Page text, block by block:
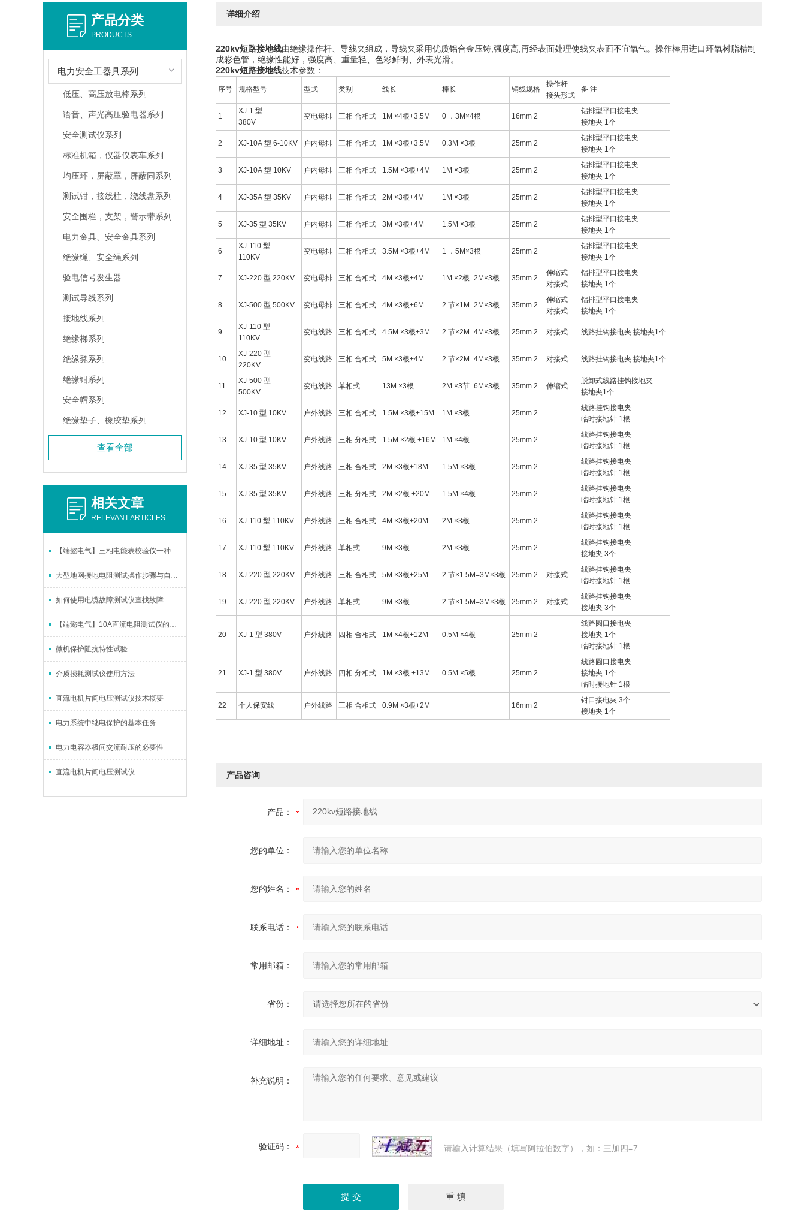
产品分类
PRODUCTS
电力安全工器具系列
低压、高压放电棒系列
语音、声光高压验电器系列
安全测试仪系列
标准机箱，仪器仪表车系列
均压环，屏蔽罩，屏蔽同系列
测试钳，接线柱，绕线盘系列
安全围栏，支架，警示带系列
电力金具、安全金具系列
绝缘绳、安全绳系列
验电信号发生器
测试导线系列
接地线系列
绝缘梯系列
绝缘凳系列
绝缘钳系列
安全帽系列
绝缘垫子、橡胶垫系列
查看全部
相关文章
RELEVANT ARTICLES
【端懿电气】三相电能表校验仪一种电能质量分析仪表
大型地网接地电阻测试操作步骤与自诊说明
如何使用电缆故障测试仪查找故障
【端懿电气】10A直流电阻测试仪的功能设置巧妙先进
微机保护阻抗特性试验
介质损耗测试仪使用方法
直流电机片间电压测试仪技术概要
电力系统中继电保护的基本任务
电力电容器极间交流耐压的必要性
直流电机片间电压测试仪
详细介绍
220kv短路接地线由绝缘操作杆、导线夹组成，导线夹采用优质铝合金压铸,强度高,再经表面处理使线夹表面不宜氧气。操作棒用进口环氧树脂精制
成彩色管，绝缘性能好，强度高、重量轻、色彩鲜明、外表光滑。
220kv短路接地线技术参数：
序号 规格型号 型式 类别 线长 棒长 铜线规格
操作杆
接头形式
备 注
1
XJ-1 型
380V
变电母排 三相 合相式 1M ×4根+3.5M 0 ．3M×4根 16mm 2
铝排型平口接电夹
接地夹 1个
2 XJ-10A 型 6-10KV 户内母排 三相 合相式 1M ×3根+3.5M 0.3M ×3根 25mm 2
铝排型平口接电夹
接地夹 1个
3 XJ-10A 型 10KV 户内母排 三相 合相式 1.5M ×3根+4M 1M ×3根 25mm 2
铝排型平口接电夹
接地夹 1个
4 XJ-35A 型 35KV 户内母排 三相 合相式 2M ×3根+4M 1M ×3根 25mm 2
铝排型平口接电夹
接地夹 1个
5 XJ-35 型 35KV 户内母排 三相 合相式 3M ×3根+4M 1.5M ×3根 25mm 2
铝排型平口接电夹
接地夹 1个
6
XJ-110 型
110KV
变电母排 三相 合相式 3.5M ×3根+4M 1 ．5M×3根 25mm 2
铝排型平口接电夹
接地夹 1个
7 XJ-220 型 220KV 变电母排 三相 合相式 4M ×3根+4M 1M ×2根=2M×3根 35mm 2
伸缩式
对接式
铝排型平口接电夹
接地夹 1个
8 XJ-500 型 500KV 变电母排 三相 合相式 4M ×3根+6M 2 节×1M=2M×3根 35mm 2
伸缩式
对接式
铝排型平口接电夹
接地夹 1个
9
XJ-110 型
110KV
变电线路 三相 合相式 4.5M ×3根+3M 2 节×2M=4M×3根 25mm 2 对接式 线路挂钩接电夹 接地夹1个
10
XJ-220 型
220KV
变电线路 三相 合相式 5M ×3根+4M 2 节×2M=4M×3根 35mm 2 对接式 线路挂钩接电夹 接地夹1个
11
XJ-500 型
500KV
变电线路 单相式 13M ×3根 2M ×3节=6M×3根 35mm 2 伸缩式
脱卸式线路挂钩接地夹
接地夹1个
12 XJ-10 型 10KV 户外线路 三相 合相式 1.5M ×3根+15M 1M ×3根 25mm 2
线路挂钩接电夹
临时接地针 1根
13 XJ-10 型 10KV 户外线路 三相 分相式 1.5M ×2根 +16M 1M ×4根 25mm 2
线路挂钩接电夹
临时接地针 1根
14 XJ-35 型 35KV 户外线路 三相 合相式 2M ×3根+18M 1.5M ×3根 25mm 2
线路挂钩接电夹
临时接地针 1根
15 XJ-35 型 35KV 户外线路 三相 分相式 2M ×2根 +20M 1.5M ×4根 25mm 2
线路挂钩接电夹
临时接地针 1根
16 XJ-110 型 110KV 户外线路 三相 合相式 4M ×3根+20M 2M ×3根 25mm 2
线路挂钩接电夹
临时接地针 1根
17 XJ-110 型 110KV 户外线路 单相式 9M ×3根 2M ×3根 25mm 2
线路挂钩接电夹
接地夹 3个
18 XJ-220 型 220KV 户外线路 三相 合相式 5M ×3根+25M 2 节×1.5M=3M×3根 25mm 2 对接式
线路挂钩接电夹
临时接地针 1根
19 XJ-220 型 220KV 户外线路 单相式 9M ×3根 2 节×1.5M=3M×3根 25mm 2 对接式
线路挂钩接电夹
接地夹 3个
20 XJ-1 型 380V 户外线路 四相 合相式 1M ×4根+12M 0.5M ×4根 25mm 2
线路圆口接电夹
接地夹 1个
临时接地针 1根
21 XJ-1 型 380V 户外线路 四相 分相式 1M ×3根 +13M 0.5M ×5根 25mm 2
线路圆口接电夹
接地夹 1个
临时接地针 1根
22 个人保安线 户外线路 三相 合相式 0.9M ×3根+2M 16mm 2
钳口接电夹 3个
接地夹 1个
产品咨询
产品：
您的单位：
您的姓名：
联系电话：
常用邮箱：
省份：
详细地址：
补充说明：
验证码： 请输入计算结果（填写阿拉伯数字），如：三加四=7